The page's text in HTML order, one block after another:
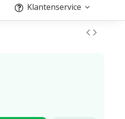
Klantenservice